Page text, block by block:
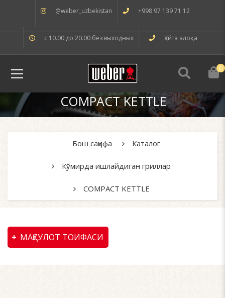
@weber_uzbekistan +998 97 139 71 12
с 10.00 до 20.00 без выходных Қайта алоқа
0
COMPACT KETTLE
Бош саҳифа Каталог
Кўмирда ишлайдиган гриллар
COMPACT KETTLE
МАҲСУЛОТ ТОИФАСИ